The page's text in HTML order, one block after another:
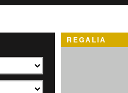
REGALIA